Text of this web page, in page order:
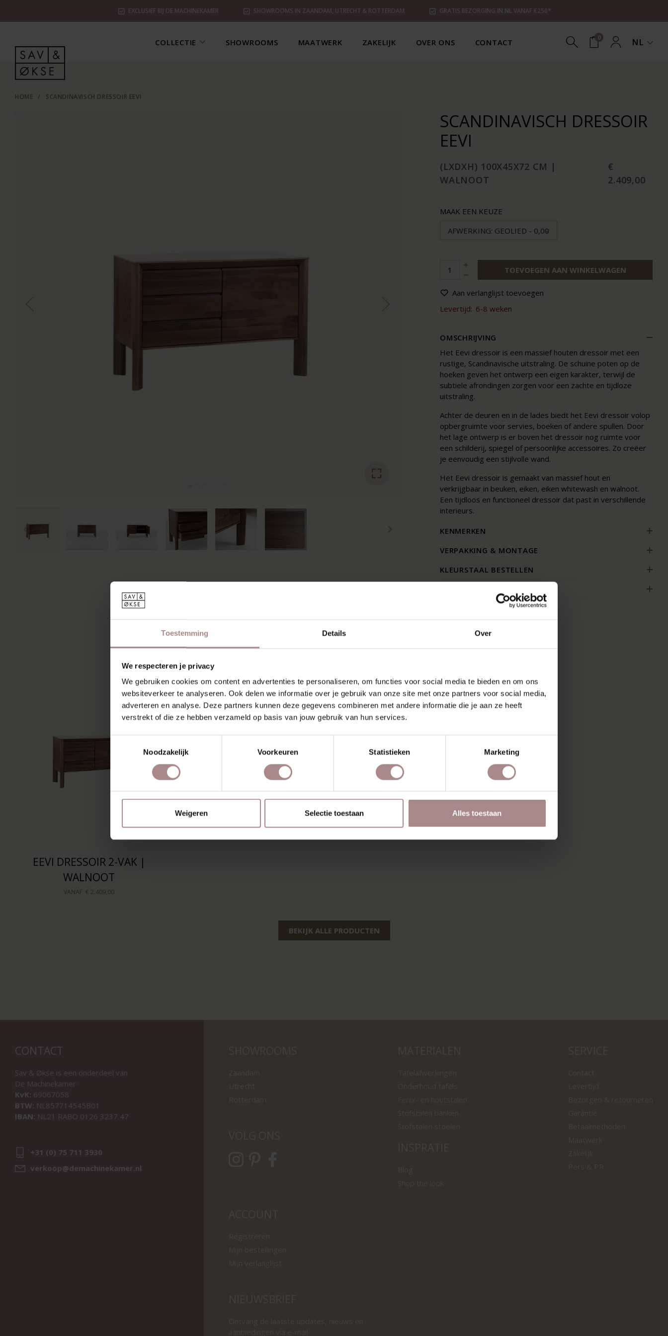
Toestemming Details Over
We respecteren je privacy
We gebruiken cookies om content en advertenties te personaliseren, om functies voor social media te bieden en om ons
websiteverkeer te analyseren. Ook delen we informatie over je gebruik van onze site met onze partners voor social media,
adverteren en analyse. Deze partners kunnen deze gegevens combineren met andere informatie die je aan ze heeft
verstrekt of die ze hebben verzameld op basis van jouw gebruik van hun services.
Toestemmingsselectie
Noodzakelijk
Voorkeuren Statistieken Marketing
Weigeren Selectie toestaan Alles toestaan
EXCLUSIEF BIJ DE MACHINEKAMER SHOWROOMS IN ZAANDAM, UTRECHT & ROTTERDAM GRATIS BEZORGING IN NL VANAF €250*
COLLECTIE SHOWROOMS MAATWERK ZAKELIJK OVER ONS CONTACT 0 NL
HOME / SCANDINAVISCH DRESSOIR EEVI
SCANDINAVISCH DRESSOIR
EEVI
(LXDXH) 100X45X72 CM |
WALNOOT
€
2.409,00
MAAK EEN KEUZE
AFWERKING: GEOLIED - 0,00
TOEVOEGEN AAN WINKELWAGEN
Aan verlanglijst toevoegen
Levertijd: 6-8 weken
OMSCHRIJVING
Het Eevi dressoir is een massief houten dressoir met een
rustige, Scandinavische uitstraling. De schuine poten op de
hoeken geven het ontwerp een eigen karakter, terwijl de
subtiele afrondingen zorgen voor een zachte en tijdloze
uitstraling.
Achter de deuren en in de lades biedt het Eevi dressoir volop
opbergruimte voor servies, boeken of andere spullen. Door
het lage ontwerp is er boven het dressoir nog ruimte voor
een schilderij, spiegel of persoonlijke accessoires. Zo creëer
je eenvoudig een stijlvolle wand.
Het Eevi dressoir is gemaakt van massief hout en
verkrijgbaar in beuken, eiken, eiken whitewash en walnoot.
Een tijdloos en functioneel dressoir dat past in verschillende
interieurs.
KENMERKEN
VERPAKKING & MONTAGE
KLEURSTAAL BESTELLEN
RECENT BEKEKEN
EEVI DRESSOIR 2-VAK |
WALNOOT
VANAF € 2.409,00
BEKIJK ALLE PRODUCTEN
CONTACT
Sav & Økse is een onderdeel van
De Machinekamer
KvK: 69067058
BTW: NL857714545B01
IBAN: NL21 RABO 0126 3237 47
+31 (0) 75 711 3930
verkoop@demachinekamer.nl